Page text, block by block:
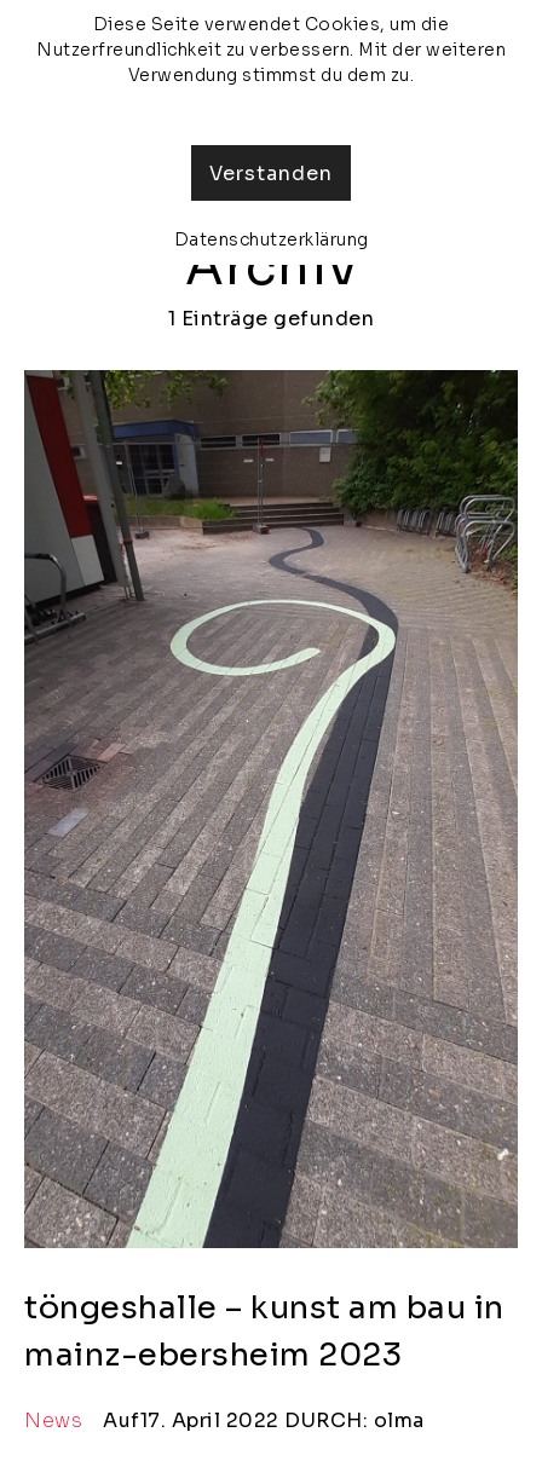
MENU
veronika olma
Archiv
1 Einträge gefunden
töngeshalle – kunst am bau in
mainz-ebersheim 2023
News Auf17. April 2022 DURCH: olma
Diese Seite verwendet Cookies, um die
Nutzerfreundlichkeit zu verbessern. Mit der weiteren
Verwendung stimmst du dem zu.
Verstanden
Datenschutzerklärung